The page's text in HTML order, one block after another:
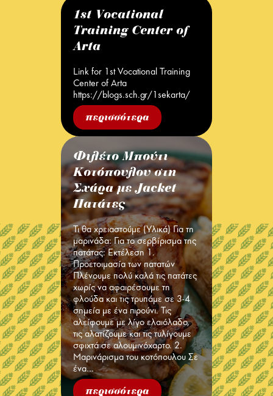
1st Vocational
Training Center of
Arta
Link for 1st Vocational Training
Center of Arta
https://blogs.sch.gr/1sekarta/
περισσότερα
Φιλέτο Μπούτι
Κοτόπουλου στη
Σχάρα με Jacket
Πατάτες
Τι θα χρειαστούμε (Υλικά) Για τη
μαρινάδα: Για το σερβίρισμα της
πατάτας: Εκτέλεση 1.
Προετοιμασία των πατατών
Πλένουμε πολύ καλά τις πατάτες
χωρίς να αφαιρέσουμε τη
φλούδα και τις τρυπάμε σε 3-4
σημεία με ένα πιρούνι. Τις
αλείφουμε με λίγο ελαιόλαδο,
τις αλατίζουμε και τις τυλίγουμε
σφιχτά σε αλουμινόχαρτο. 2.
Μαρινάρισμα του κοτόπουλου Σε
ένα…
περισσότερα